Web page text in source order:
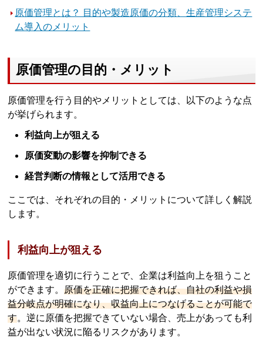
原価管理とは？ 目的や製造原価の分類、生産管理システ
ム導入のメリット
原価管理の目的・メリット
原価管理を行う目的やメリットとしては、以下のような点
が挙げられます。
利益向上が狙える
原価変動の影響を抑制できる
経営判断の情報として活用できる
ここでは、それぞれの目的・メリットについて詳しく解説
します。
利益向上が狙える
原価管理を適切に行うことで、企業は利益向上を狙うこと
ができます。原価を正確に把握できれば、自社の利益や損
益分岐点が明確になり、収益向上につなげることが可能で
す。逆に原価を把握できていない場合、売上があっても利
益が出ない状況に陥るリスクがあります。